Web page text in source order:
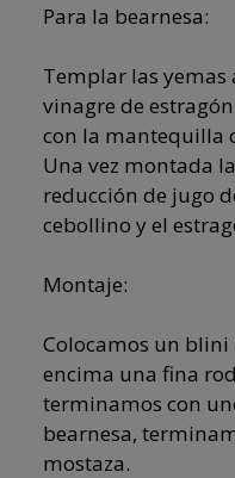
Para la bearnesa:
Templar las
vinagre de
con la mantequilla
Una vez montada
reducción de jugo
cebollino y el
Montaje:
Colocamos un blini
encima una fina
terminamos con
bearnesa,
mostaza.